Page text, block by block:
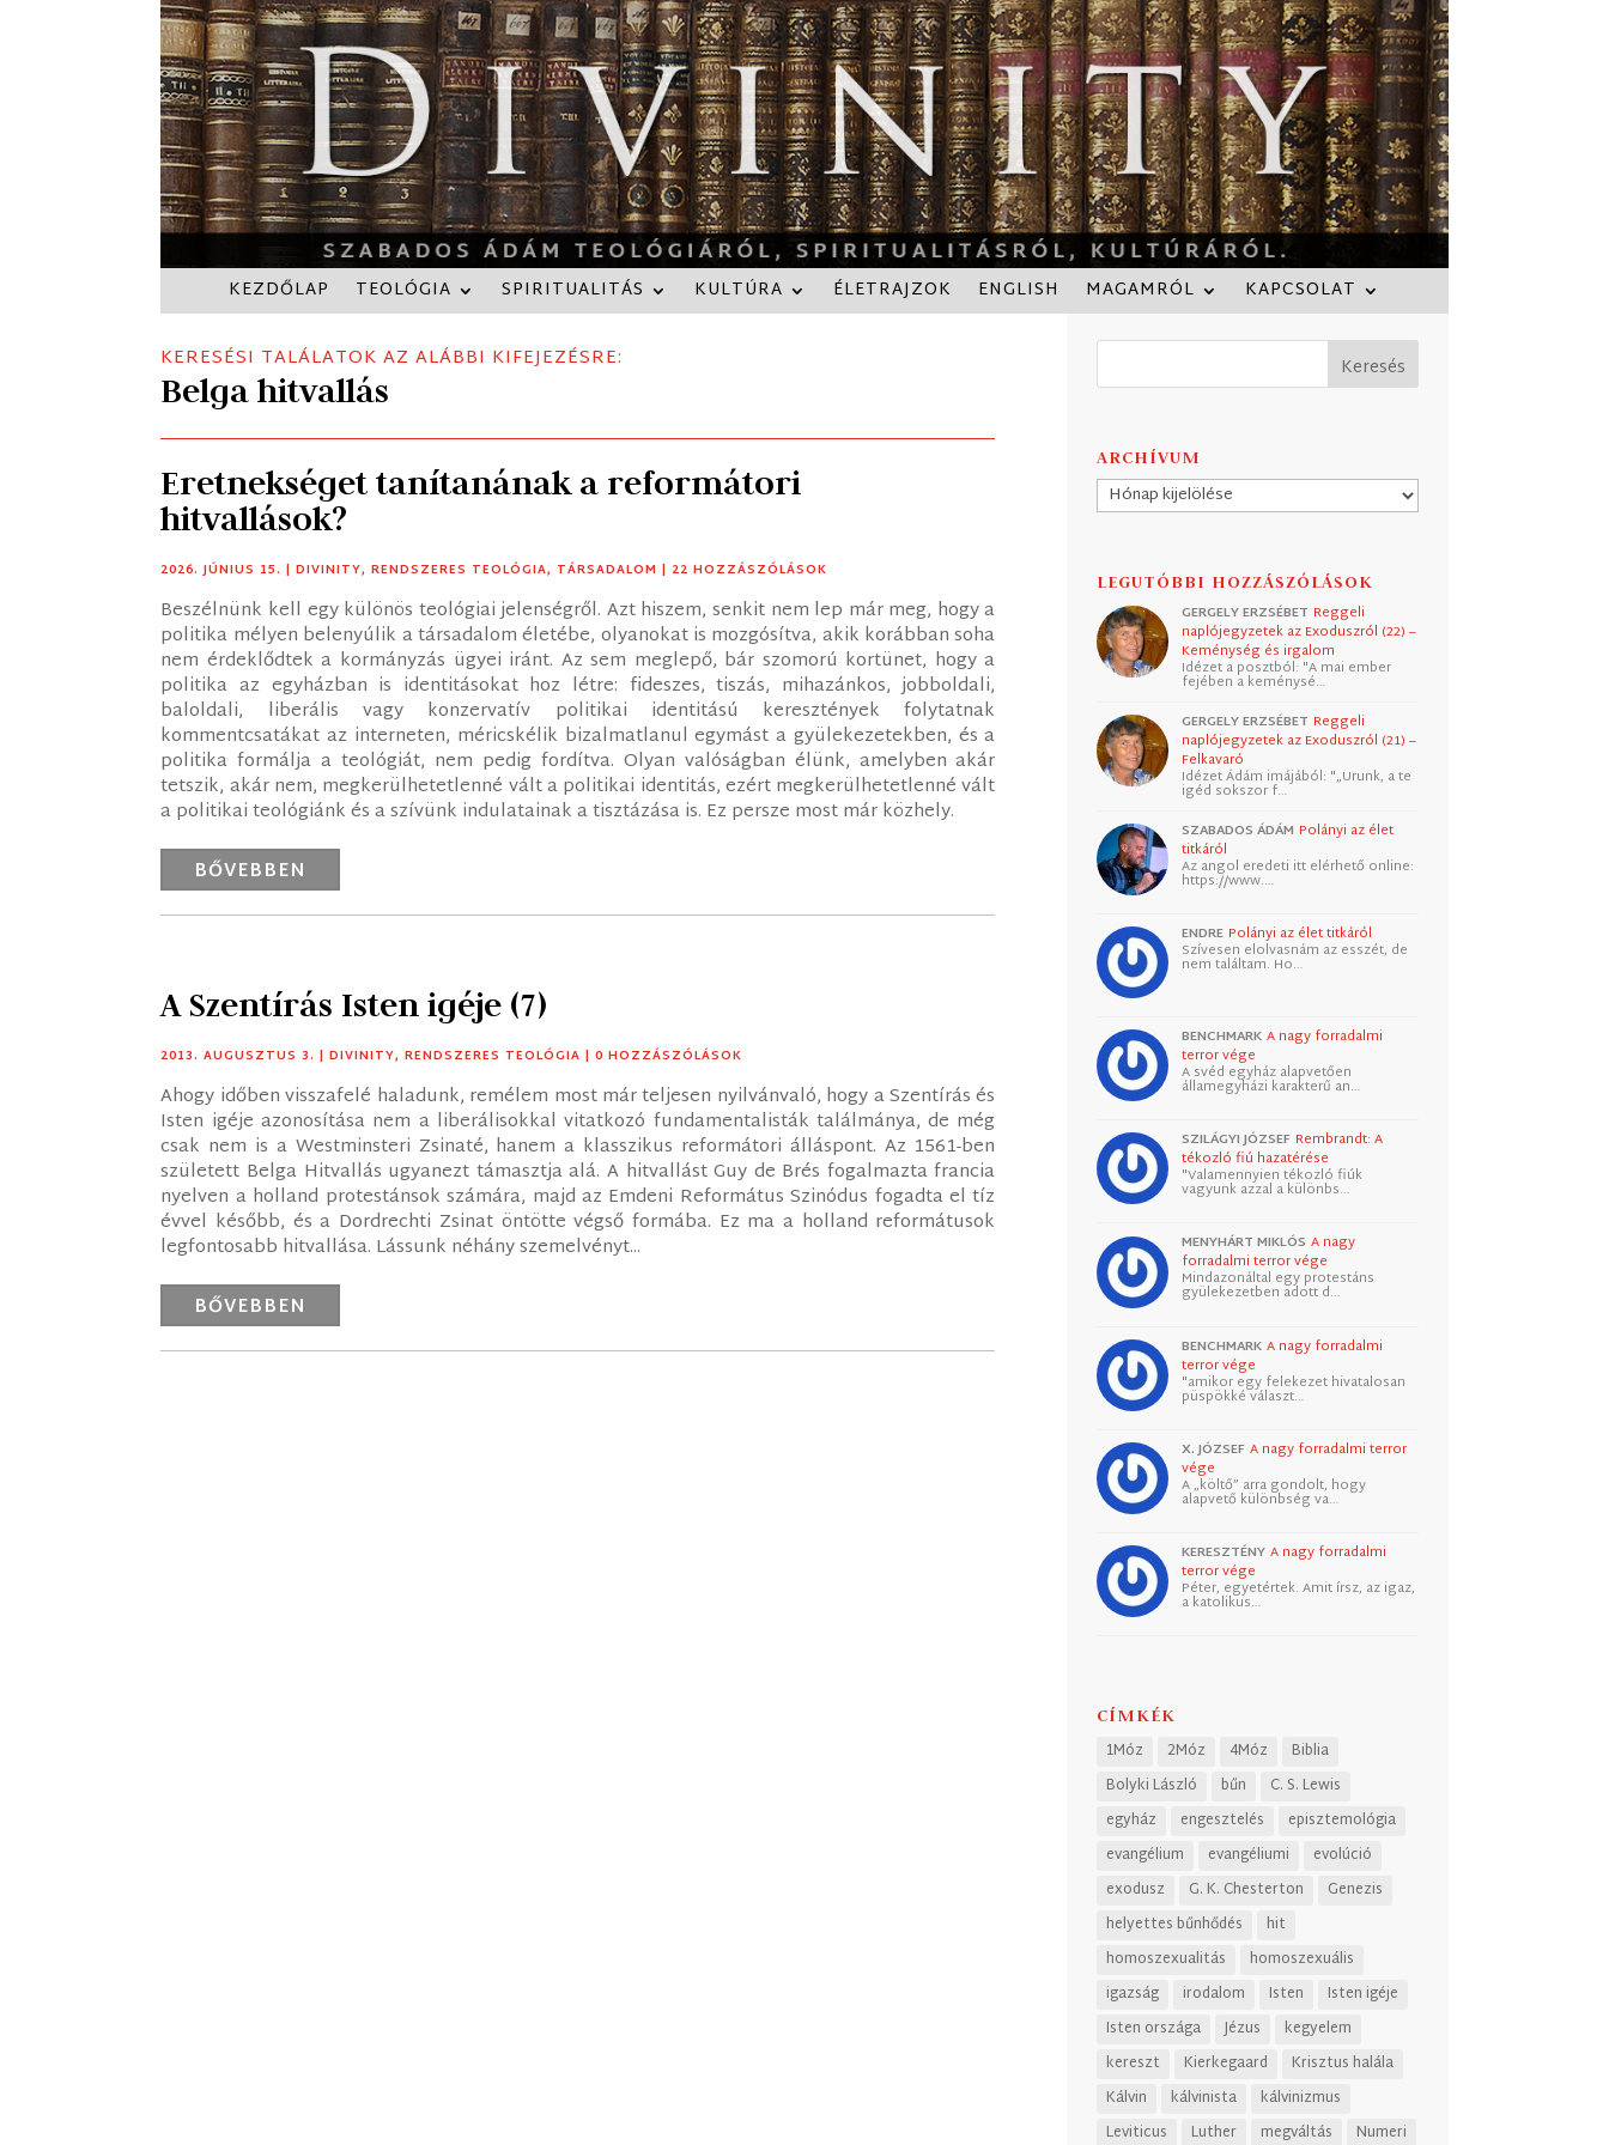
KEZDŐLAP TEOLÓGIA SPIRITUALITÁS KULTÚRA ÉLETRAJZOK ENGLISH MAGAMRÓL KAPCSOLAT
KERESÉSI TALÁLATOK AZ ALÁBBI KIFEJEZÉSRE:
Belga hitvallás
Eretnekséget tanítanának a reformátori
hitvallások?
2026. JÚNIUS 15. |DIVINITY,RENDSZERES TEOLÓGIA, TÁRSADALOM | 22 HOZZÁSZÓLÁSOK
Beszélnünk kell egy különös teológiai jelenségről. Azt hiszem, senkit nem lep már meg, hogy a
politika mélyen belenyúlik a társadalom életébe, olyanokat is mozgósítva, akik korábban soha
nem érdeklődtek a kormányzás ügyei iránt. Az sem meglepő, bár szomorú kortünet, hogy a
politika az egyházban is identitásokat hoz létre: fideszes, tiszás, mihazánkos, jobboldali,
baloldali, liberális vagy konzervatív politikai identitású keresztények folytatnak
kommentcsatákat az interneten, méricskélik bizalmatlanul egymást a gyülekezetekben, és a
politika formálja a teológiát, nem pedig fordítva. Olyan valóságban élünk, amelyben akár
tetszik, akár nem, megkerülhetetlenné vált a politikai identitás, ezért megkerülhetetlenné vált
a politikai teológiánk és a szívünk indulatainak a tisztázása is. Ez persze most már közhely.
BŐVEBBEN
A Szentírás Isten igéje (7)
2013. AUGUSZTUS 3. |DIVINITY,RENDSZERES TEOLÓGIA | 0 HOZZÁSZÓLÁSOK
Ahogy időben visszafelé haladunk, remélem most már teljesen nyilvánvaló, hogy a Szentírás és
Isten igéje azonosítása nem a liberálisokkal vitatkozó fundamentalisták találmánya, de még
csak nem is a Westminsteri Zsinaté, hanem a klasszikus reformátori álláspont. Az 1561-ben
született Belga Hitvallás ugyanezt támasztja alá. A hitvallást Guy de Brés fogalmazta francia
nyelven a holland protestánsok számára, majd az Emdeni Református Szinódus fogadta el tíz
évvel később, és a Dordrechti Zsinat öntötte végső formába. Ez ma a holland reformátusok
legfontosabb hitvallása. Lássunk néhány szemelvényt...
BŐVEBBEN
ARCHÍVUM
Archívum
LEGUTÓBBI HOZZÁSZÓLÁSOK
GERGELY ERZSÉBET Reggeli
naplójegyzetek az Exoduszról (22) –
Keménység és irgalom
Idézet a posztból: "A mai ember
fejében a keménysé…
GERGELY ERZSÉBET Reggeli
naplójegyzetek az Exoduszról (21) –
Felkavaró
Idézet Ádám imájából: "„Urunk, a te
igéd sokszor f…
SZABADOS ÁDÁM Polányi az élet
titkáról
Az angol eredeti itt elérhető online:
https://www.…
ENDRE Polányi az élet titkáról
Szívesen elolvasnám az esszét, de
nem találtam. Ho…
BENCHMARK A nagy forradalmi
terror vége
A svéd egyház alapvetően
államegyházi karakterű an…
SZILÁGYI JÓZSEF Rembrandt: A
tékozló fiú hazatérése
"Valamennyien tékozló fiúk
vagyunk azzal a különbs…
MENYHÁRT MIKLÓS A nagy
forradalmi terror vége
Mindazonáltal egy protestáns
gyülekezetben adott d…
BENCHMARK A nagy forradalmi
terror vége
"amikor egy felekezet hivatalosan
püspökké választ…
X. JÓZSEF A nagy forradalmi terror
vége
A „költő” arra gondolt, hogy
alapvető különbség va…
KERESZTÉNY A nagy forradalmi
terror vége
Péter, egyetértek. Amit írsz, az igaz,
a katolikus…
CÍMKÉK
1Móz 2Móz 4Móz
Biblia
Bolyki László
bűn
C. S. Lewis
egyház
engesztelés
episztemológia
evangélium
evangéliumi
evolúció
exodusz
G. K. Chesterton
Genezis
helyettes bűnhődés
hit
homoszexualitás
homoszexuális
igazság
irodalom Isten
Isten igéje
Isten országa
Jézus
kegyelem
kereszt
Kierkegaard
Krisztus halála
Kálvin
kálvinista
kálvinizmus
Leviticus
Luther megváltás Numeri